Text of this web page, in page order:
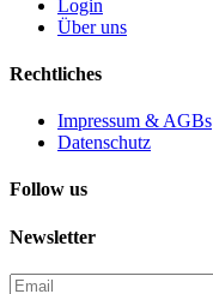
Login
Über uns
Rechtliches
Impressum & AGBs
Datenschutz
Follow us
Newsletter